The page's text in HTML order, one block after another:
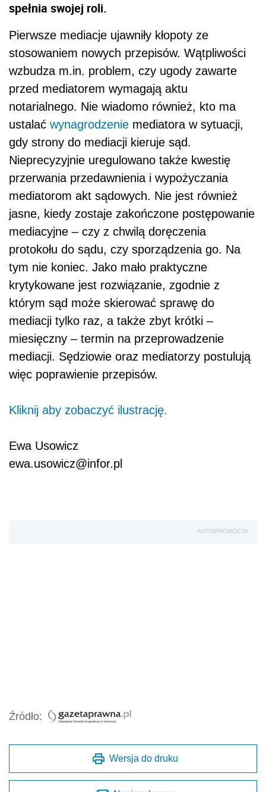
spełnia swojej roli.
Pierwsze mediacje ujawniły kłopoty ze
stosowaniem nowych przepisów. Wątpliwości
wzbudza m.in. problem, czy ugody zawarte
przed mediatorem wymagają aktu
notarialnego. Nie wiadomo również, kto ma
ustalać wynagrodzenie mediatora w sytuacji,
gdy strony do mediacji kieruje sąd.
Nieprecyzyjnie uregulowano także kwestię
przerwania przedawnienia i wypożyczania
mediatorom akt sądowych. Nie jest również
jasne, kiedy zostaje zakończone postępowanie
mediacyjne – czy z chwilą doręczenia
protokołu do sądu, czy sporządzenia go. Na
tym nie koniec. Jako mało praktyczne
krytykowane jest rozwiązanie, zgodnie z
którym sąd może skierować sprawę do
mediacji tylko raz, a także zbyt krótki –
miesięczny – termin na przeprowadzenie
mediacji. Sędziowie oraz mediatorzy postulują
więc poprawienie przepisów.
Kliknij aby zobaczyć ilustrację.
Ewa Usowicz
ewa.usowicz@infor.pl
AUTOPROMOCJA
Źródło:
Wersja do druku